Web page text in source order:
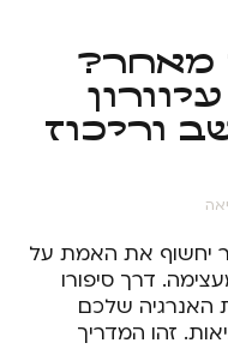
מאחר?
וריכוז
יחשוף את האמת על
דרך סיפורו
האנרגיה שלכם
זהו המדריך